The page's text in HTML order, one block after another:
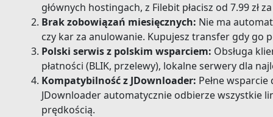
głównych hostingach, z Filebit płacisz od 7.99 zł
Brak zobowiązań miesięcznych: Nie ma
czy kar za anulowanie. Kupujesz transfer gdy go
Polski serwis z polskim wsparciem: Obsługa
płatności (BLIK, przelewy), lokalne serwery dla
Kompatybilność z JDownloader: Pełne
JDownloader automatycznie odbierze wszystkie
prędkością.